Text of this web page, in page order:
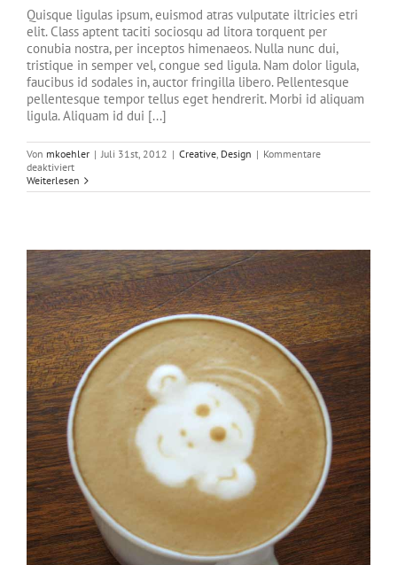
Quisque ligulas ipsum, euismod atras vulputate iltricies etri
elit. Class aptent taciti sociosqu ad litora torquent per
conubia nostra, per inceptos himenaeos. Nulla nunc dui,
tristique in semper vel, congue sed ligula. Nam dolor ligula,
faucibus id sodales in, auctor fringilla libero. Pellentesque
pellentesque tempor tellus eget hendrerit. Morbi id aliquam
ligula. Aliquam id dui [...]
Von mkoehler | Juli 31st, 2012 | Creative, Design | Kommentare
deaktiviertfür
Praesent
Et
Weiterlesen